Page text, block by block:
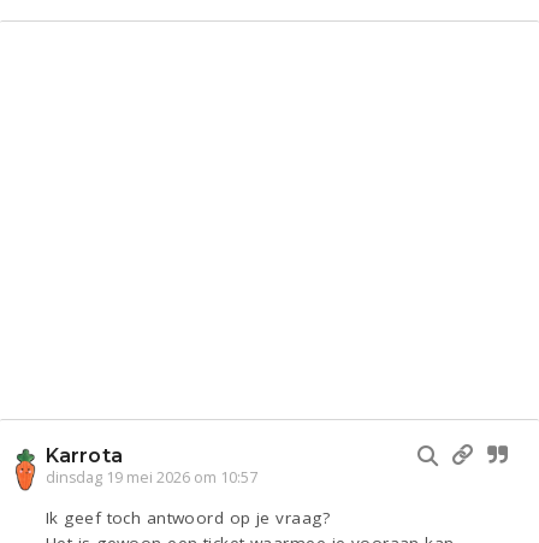
Karrota
dinsdag 19 mei 2026 om 10:57
Ik geef toch antwoord op je vraag?